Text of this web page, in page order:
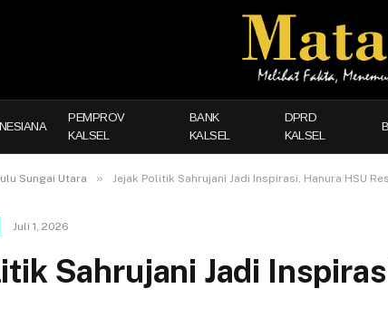
PEMPROV
KALSEL
BANK
KALSEL
DPRD
KALSEL
Sungai Utara » Jejak Politik Sahrujani Jadi Inspirasi, Hanura HSU
Juli 1, 2026
Sahrujani Jadi